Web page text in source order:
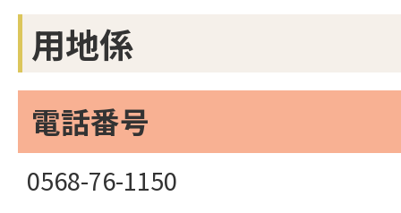
用地係
電話番号
0568-76-1150